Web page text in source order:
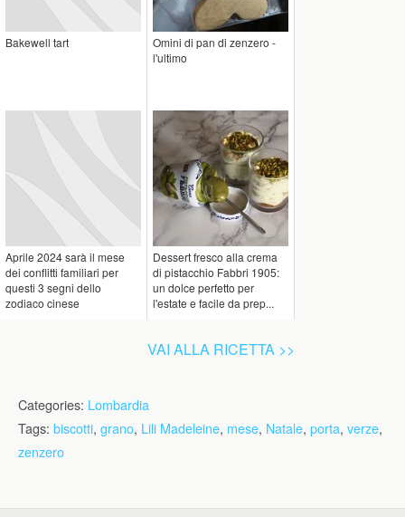
Bakewell tart
Omini di pan di zenzero -
l'ultimo
Aprile 2024 sarà il mese
dei conflitti familiari per
questi 3 segni dello
zodiaco cinese
Dessert fresco alla crema
di pistacchio Fabbri 1905:
un dolce perfetto per
l'estate e facile da prep...
VAI ALLA RICETTA >>
Categories: Lombardia
Tags: biscotti, grano, Lili Madeleine, mese, Natale, porta, verze,
zenzero